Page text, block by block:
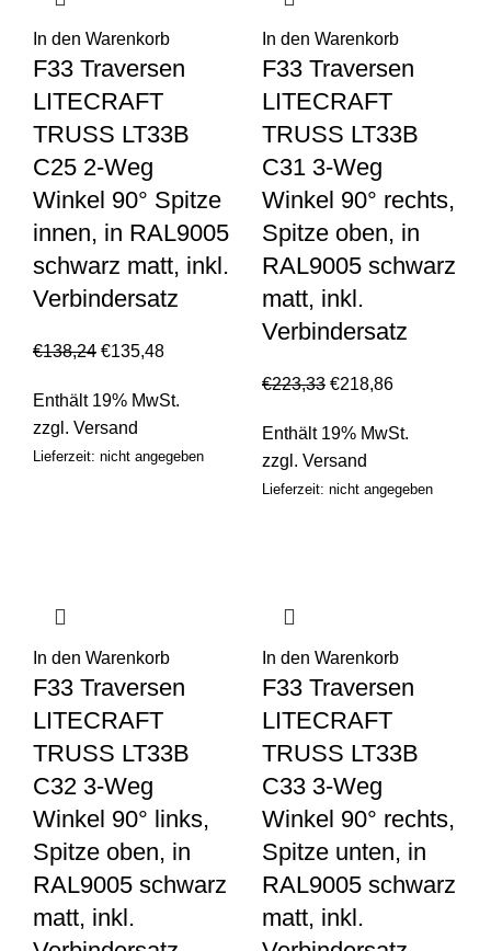
In den Warenkorb
F33 Traversen
LITECRAFT
TRUSS LT33B
C25 2-Weg
Winkel 90° Spitze
innen, in RAL9005
schwarz matt, inkl.
Verbindersatz
€138,24 €135,48
Enthält 19% MwSt.
zzgl. Versand
Lieferzeit: nicht angegeben
In den Warenkorb
F33 Traversen
LITECRAFT
TRUSS LT33B
C31 3-Weg
Winkel 90° rechts,
Spitze oben, in
RAL9005 schwarz
matt, inkl.
Verbindersatz
€223,33 €218,86
Enthält 19% MwSt.
zzgl. Versand
Lieferzeit: nicht angegeben
In den Warenkorb
F33 Traversen
LITECRAFT
TRUSS LT33B
C32 3-Weg
Winkel 90° links,
Spitze oben, in
RAL9005 schwarz
matt, inkl.
In den Warenkorb
F33 Traversen
LITECRAFT
TRUSS LT33B
C33 3-Weg
Winkel 90° rechts,
Spitze unten, in
RAL9005 schwarz
matt, inkl.